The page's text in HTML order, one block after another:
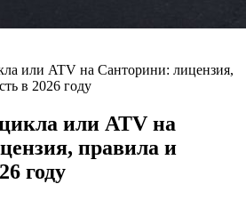
или ATV на Санторини: лицензия,
в 2026 году
или ATV на
правила и
году